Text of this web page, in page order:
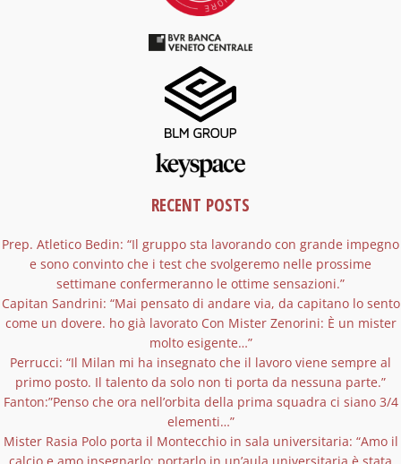
RECENT POSTS
Prep. Atletico Bedin: “Il gruppo sta lavorando con grande impegno
e sono convinto che i test che svolgeremo nelle prossime
settimane confermeranno le ottime sensazioni.”
Capitan Sandrini: “Mai pensato di andare via, da capitano lo sento
come un dovere. ho già lavorato Con Mister Zenorini: È un mister
molto esigente…”
Perrucci: “Il Milan mi ha insegnato che il lavoro viene sempre al
primo posto. Il talento da solo non ti porta da nessuna parte.”
Fanton:”Penso che ora nell’orbita della prima squadra ci siano 3/4
elementi…”
Mister Rasia Polo porta il Montecchio in sala universitaria: “Amo il